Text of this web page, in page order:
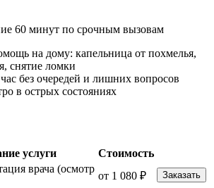
60 минут по срочным вызовам
на дому: капельница от похмелья,
снятие ломки
без очередей и лишних вопросов
в острых состояниях
услуги
Стоимость
врача (осмотр
от 1 080 ₽ Заказать